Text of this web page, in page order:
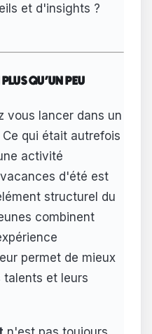
et d'insights ?
QU'UN PEU
vous lancer dans un
qui était autrefois
activité
d'été est
structurel du
combinent
permet de mieux
talents et leurs